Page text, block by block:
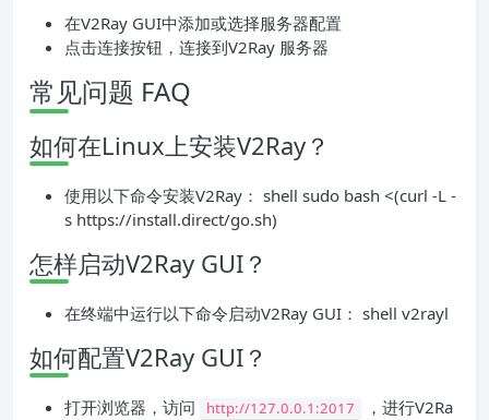
在V2Ray GUI中添加或选择服务器配置
点击连接按钮，连接到V2Ray 服务器
常见问题 FAQ
如何在Linux上安装V2Ray？
使用以下命令安装V2Ray： shell sudo bash <(curl -L -
s https://install.direct/go.sh)
怎样启动V2Ray GUI？
在终端中运行以下命令启动V2Ray GUI： shell v2rayl
如何配置V2Ray GUI？
打开浏览器，访问 http://127.0.0.1:2017
，进行V2Ra